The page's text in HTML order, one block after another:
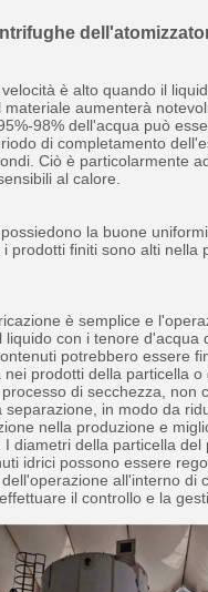
è alto quando il
aumenterà
98% dell'acqua può
di completamento
Ciò è particolarmente
al calore.
la buone
prodotti finiti sono alti nella
è semplice e
liquido con i tenore d'acqua
potrebbero essere
prodotti della particella o
di secchezza, non
separazione, in modo da
nella produzione e
diametri della particella del
idrici possono essere
all'interno di
il controllo e la